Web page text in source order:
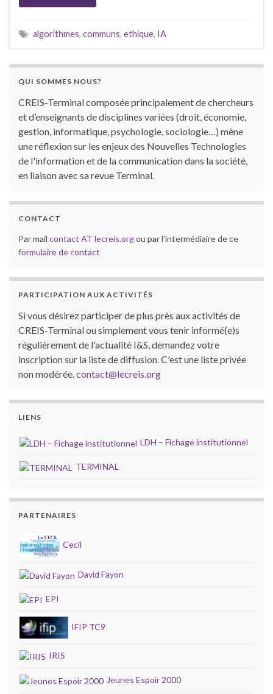
algorithmes, communs, ethique, IA
QUI SOMMES NOUS?
CREIS-Terminal composée principalement de chercheurs
et d’enseignants de disciplines variées (droit, économie,
gestion, informatique, psychologie, sociologie…) mène
une réflexion sur les enjeux des Nouvelles Technologies
de l'information et de la communication dans la société,
en liaison avec sa revue Terminal.
CONTACT
Par mail contact AT lecreis.orgou par l’intermédiaire de ce
formulaire de contact
PARTICIPATION AUX ACTIVITÉS
Si vous désirez participer de plus près aux activités de
CREIS-Terminal ou simplement vous tenir informé(e)s
régulièrement de l'actualité I&S, demandez votre
inscription sur la liste de diffusion. C'est une liste privée
non modérée.contact@lecreis.org
LIENS
LDH – Fichage institutionnel
TERMINAL
PARTENAIRES
Cecil
David Fayon
EPI
IFIP TC9
IRIS
Jeunes Espoir 2000